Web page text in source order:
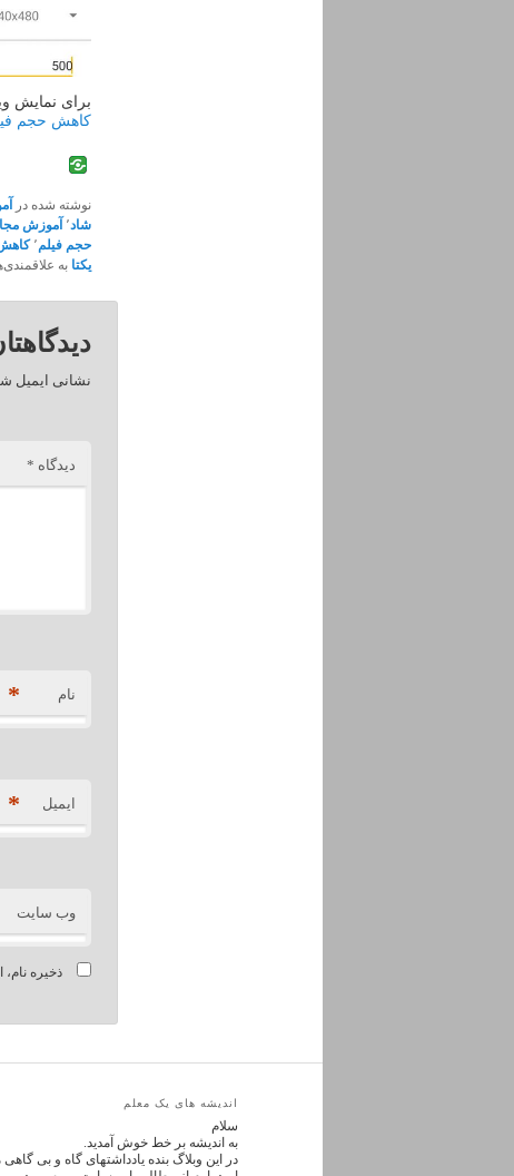
برای نمایش
کاهش حجم
نوشته شده در
شاد٬ آموزش
حجم فیلم٬
یکتا به
نشانی ایمیل
دیدگاه *
نام *
ایمیل *
وب‌ سایت
ذخیره
اندیشه های یک معلم
سلام
به اندیشه بر خط خوش آمدید.
در این وبلاگ بنده یادداشتهای گاه و بی